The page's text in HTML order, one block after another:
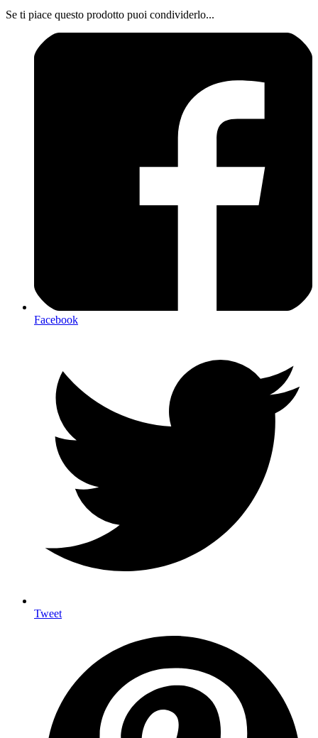
Se ti piace questo prodotto puoi condividerlo...
Facebook
Tweet